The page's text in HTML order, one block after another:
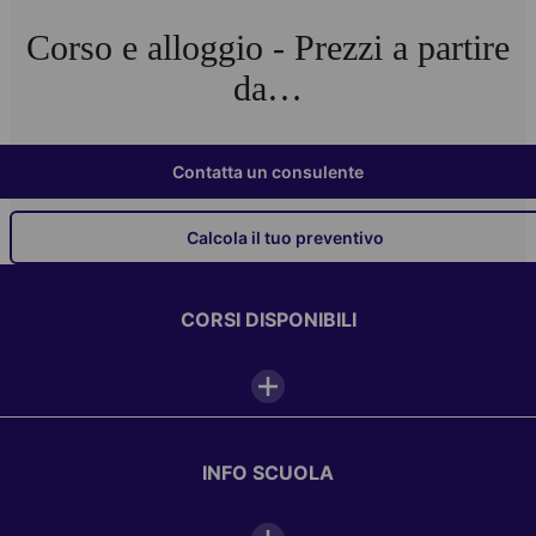
Corso e alloggio - Prezzi a partire
da…
Contatta un consulente
Calcola il tuo preventivo
CORSI DISPONIBILI
INFO SCUOLA